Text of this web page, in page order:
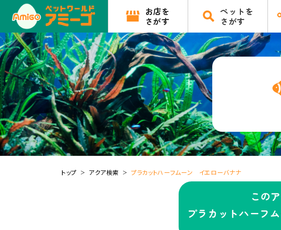
お店を
さがす
ペットを
さがす
トップ アクア検索 プラカットハーフムーン イエローバナナ
この
プラカットハーフ